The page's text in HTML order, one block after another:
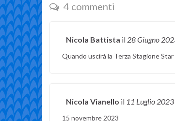
4 commenti
Nicola Battista il 28 Giugno
Quando uscirà la Terza Stagione
Nicola Vianello il 11 Luglio 2023
15 novembre 2023